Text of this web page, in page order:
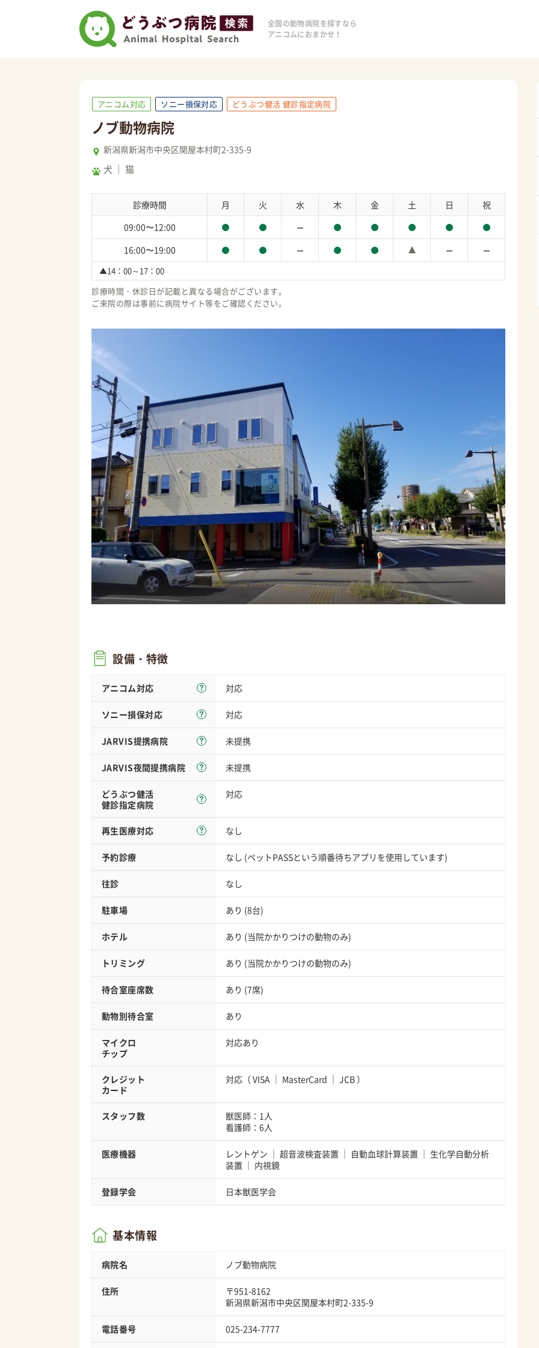
全国の動物病院を探すなら
アニコムにおまかせ！
アニコム対応 ソニー損保対応 どうぶつ健活 健診指定病院
ノブ動物病院
新潟県新潟市中央区関屋本村町2-335-9
犬 猫
診療時間 月 火 水 木 金 土 日
祝
09:00〜12:00
16:00〜19:00
▲14：00～17：00
診療時間・休診日が記載と異なる場合がございます。
ご来院の際は事前に病院サイト等をご確認ください。
設備・特徴
アニコム対応 対応
ソニー損保対応 対応
JARVIS提携病院 未提携
JARVIS夜間提携病院 未提携
どうぶつ健活
健診指定病院
対応
再生医療対応 なし
予約診療 なし (ペットPASSという順番待ちアプリを使用しています)
往診 なし
駐車場 あり (8台)
ホテル あり (当院かかりつけの動物のみ)
トリミング あり (当院かかりつけの動物のみ)
待合室座席数 あり (7席)
動物別待合室 あり
マイクロ
チップ
対応あり
クレジット
カード
対応（VISA MasterCard JCB）
スタッフ数
獣医師：1人
看護師：6人
医療機器 レントゲン 超音波検査装置 自動血球計算装置
生化学自動分析
装置
内視鏡
登録学会 日本獣医学会
基本情報
病院名 ノブ動物病院
住所
〒951-8162
新潟県新潟市中央区関屋本村町2-335-9
電話番号 025-234-7777